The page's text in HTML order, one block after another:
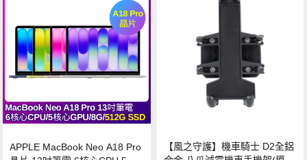
APPLE MacBook Neo A18 Pro
【風之守護】機車騎士 D2全鋁